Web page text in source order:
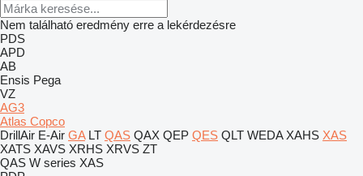
Nem található eredmény erre a lekérdezésre
PDS
APD
AB
Ensis Pega
VZ
AG3
Atlas Copco
DrillAir E-Air GA LT QAS QAX QEP QES QLT WEDA XAHS XAS
XATS XAVS XRHS XRVS ZT
QAS W series XAS